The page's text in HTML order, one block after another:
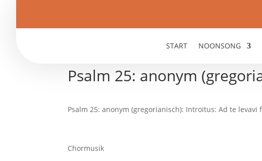
START NOONSONG
Psalm 25: anonym
Psalm 25: anonym (gregorianisch): Introitus: Ad te
Chormusik